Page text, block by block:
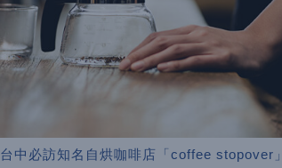
台中必訪知名自烘咖啡店「coffee stopover」